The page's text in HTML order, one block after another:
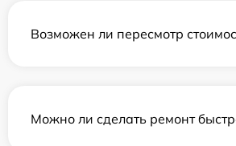
Возможен ли пересмотр
Можно ли сделать ремонт